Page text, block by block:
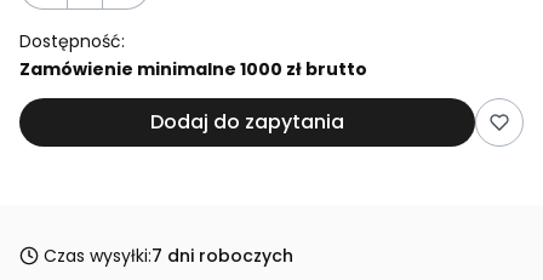
Dostępność:
Zamówienie minimalne 1000 zł brutto
Dodaj do zapytania
Czas wysyłki:7 dni roboczych